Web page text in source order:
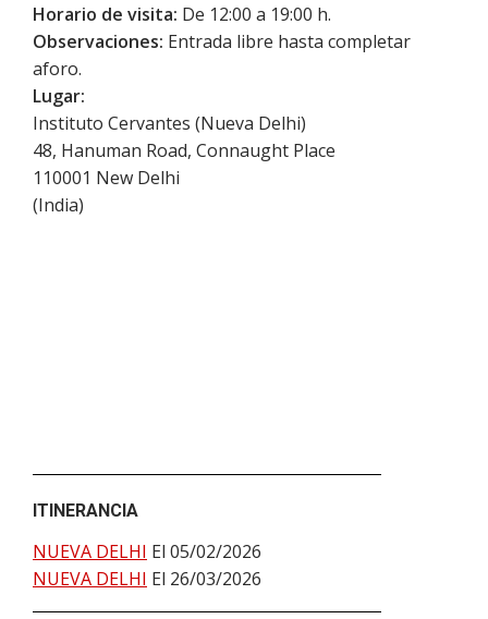
Horario de visita: De 12:00 a 19:00 h.
Observaciones: Entrada libre hasta completar
aforo.
Lugar:
Instituto Cervantes (Nueva Delhi)
48, Hanuman Road, Connaught Place
110001 New Delhi
(India)
ITINERANCIA
NUEVA DELHI El 05/02/2026
NUEVA DELHI El 26/03/2026